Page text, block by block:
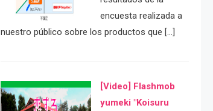
encuesta realizada a
nuestro público sobre los productos que […]
[Video] Flashmob
yumeki "Koisuru